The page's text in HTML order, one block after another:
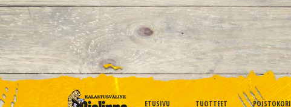
ETUSIVU TUOTTEET POISTOKORI